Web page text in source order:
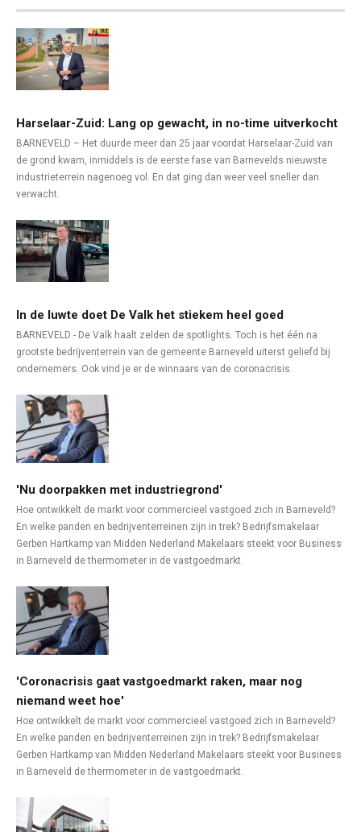
Harselaar-Zuid: Lang op gewacht, in no-time uitverkocht
BARNEVELD – Het duurde meer dan 25 jaar voordat Harselaar-Zuid van
de grond kwam, inmiddels is de eerste fase van Barnevelds nieuwste
industrieterrein nagenoeg vol. En dat ging dan weer veel sneller dan
verwacht.
In de luwte doet De Valk het stiekem heel goed
BARNEVELD - De Valk haalt zelden de spotlights. Toch is het één na
grootste bedrijventerrein van de gemeente Barneveld uiterst geliefd bij
ondernemers. Ook vind je er de winnaars van de coronacrisis.
'Nu doorpakken met industriegrond'
Hoe ontwikkelt de markt voor commercieel vastgoed zich in Barneveld?
En welke panden en bedrijventerreinen zijn in trek? Bedrijfsmakelaar
Gerben Hartkamp van Midden Nederland Makelaars steekt voor Business
in Barneveld de thermometer in de vastgoedmarkt.
'Coronacrisis gaat vastgoedmarkt raken, maar nog
niemand weet hoe'
Hoe ontwikkelt de markt voor commercieel vastgoed zich in Barneveld?
En welke panden en bedrijventerreinen zijn in trek? Bedrijfsmakelaar
Gerben Hartkamp van Midden Nederland Makelaars steekt voor Business
in Barneveld de thermometer in de vastgoedmarkt.